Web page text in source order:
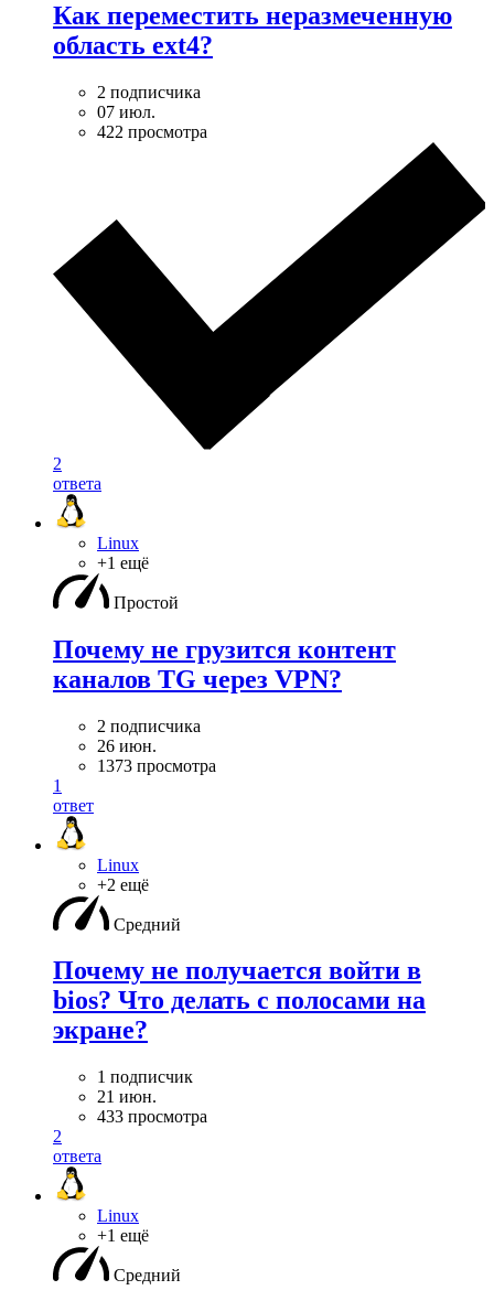
Как переместить неразмеченную
область ext4?
2 подписчика
07 июл.
422 просмотра
2
ответа
Linux
+1 ещё
Простой
Почему не грузится контент
каналов TG через VPN?
2 подписчика
26 июн.
1373 просмотра
1
ответ
Linux
+2 ещё
Средний
Почему не получается войти в
bios? Что делать с полосами на
экране?
1 подписчик
21 июн.
433 просмотра
2
ответа
Linux
+1 ещё
Средний